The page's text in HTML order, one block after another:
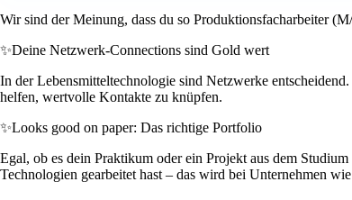
Wir sind der Meinung, dass du so Produktionsfacharbeiter
✨Deine Netzwerk-Connections sind Gold wert
In der Lebensmitteltechnologie sind Netzwerke
helfen, wertvolle Kontakte zu knüpfen.
✨Looks good on paper: Das richtige Portfolio
Egal, ob es dein Praktikum oder ein Projekt aus dem
Technologien gearbeitet hast – das wird bei Unternehmen